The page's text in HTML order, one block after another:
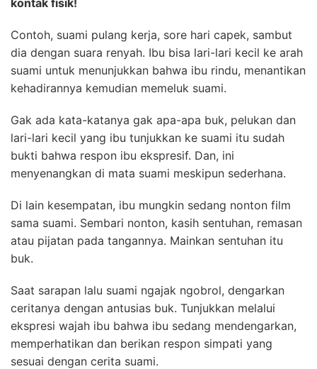
kontak fisik!
Contoh, suami pulang kerja, sore hari capek, sambut
dia dengan suara renyah. Ibu bisa lari-lari kecil ke arah
suami untuk menunjukkan bahwa ibu rindu, menantikan
kehadirannya kemudian memeluk suami.
Gak ada kata-katanya gak apa-apa buk, pelukan dan
lari-lari kecil yang ibu tunjukkan ke suami itu sudah
bukti bahwa respon ibu ekspresif. Dan, ini
menyenangkan di mata suami meskipun sederhana.
Di lain kesempatan, ibu mungkin sedang nonton film
sama suami. Sembari nonton, kasih sentuhan, remasan
atau pijatan pada tangannya. Mainkan sentuhan itu
buk.
Saat sarapan lalu suami ngajak ngobrol, dengarkan
ceritanya dengan antusias buk. Tunjukkan melalui
ekspresi wajah ibu bahwa ibu sedang mendengarkan,
memperhatikan dan berikan respon simpati yang
sesuai dengan cerita suami.